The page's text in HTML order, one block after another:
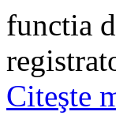
functia
Citeşte